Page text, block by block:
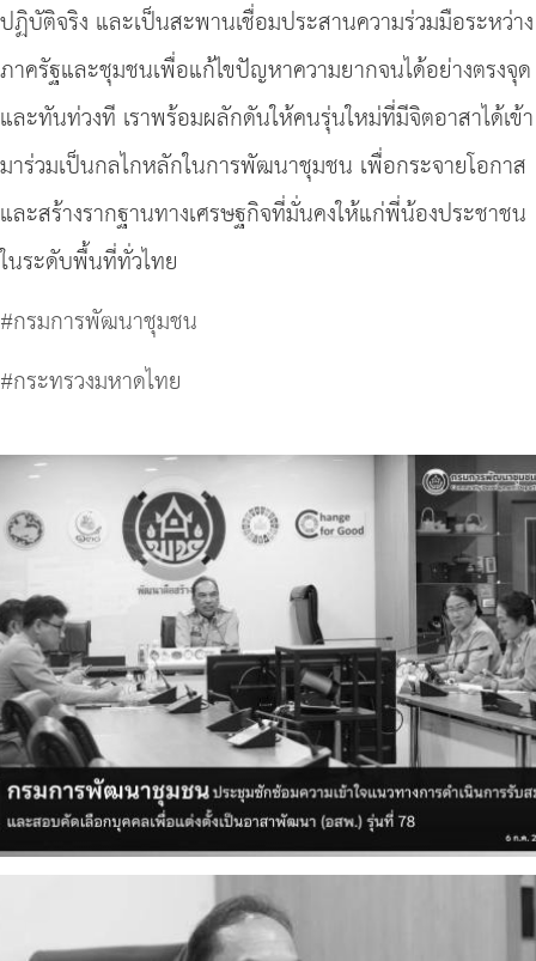
ปฏิบัติจริง และเป็นสะพานเชื่อมประสานความร่วมมือระหว่าง
ภาครัฐและชุมชนเพื่อแก้ไขปัญหาความยากจนได้อย่างตรงจุด
และทันท่วงที เราพร้อมผลักดันให้คนรุ่นใหม่ที่มีจิตอาสาได้เข้า
มาร่วมเป็นกลไกหลักในการพัฒนาชุมชน เพื่อกระจายโอกาส
และสร้างรากฐานทางเศรษฐกิจที่มั่นคงให้แก่พี่น้องประชาชน
ในระดับพื้นที่ทั่วไทย
#กรมการพัฒนาชุมชน
#กระทรวงมหาดไทย